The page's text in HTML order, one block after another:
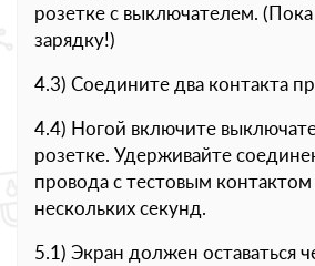
розетке с выключателем.
зарядку!)
4.3) Соедините два контакта
4.4) Ногой включите
розетке. Удерживайте
провода с тестовым контактом
нескольких секунд.
5.1) Экран должен оставаться